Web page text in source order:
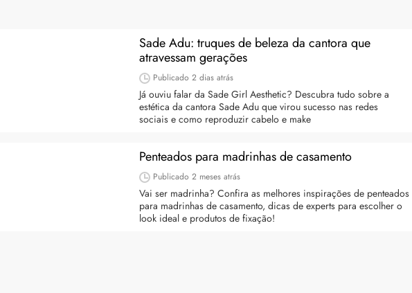
Sade Adu: truques de beleza da cantora que
atravessam gerações
Publicado 2 dias atrás
Já ouviu falar da Sade Girl Aesthetic? Descubra tudo sobre a
estética da cantora Sade Adu que virou sucesso nas redes
sociais e como reproduzir cabelo e make
Penteados para madrinhas de casamento
Publicado 2 meses atrás
Vai ser madrinha? Confira as melhores inspirações de penteados
para madrinhas de casamento, dicas de experts para escolher o
look ideal e produtos de fixação!
O expert Willy Morales revela 5 cuidados com a
barba para você incluir no dia a dia. Veja quais
e mais
A queda de cabelo masculina é um quadro
comum, e a boa notícia é que é possível tratá-lo e
minimizá-lo. Descubra como, aqui!